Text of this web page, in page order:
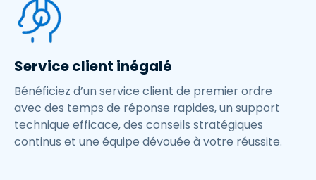
Service client inégalé
Bénéficiez d’un service client de premier ordre
avec des temps de réponse rapides, un support
technique efficace, des conseils stratégiques
continus et une équipe dévouée à votre réussite.